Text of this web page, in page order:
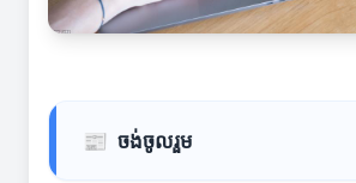
📰 ចង់ចូលរួម